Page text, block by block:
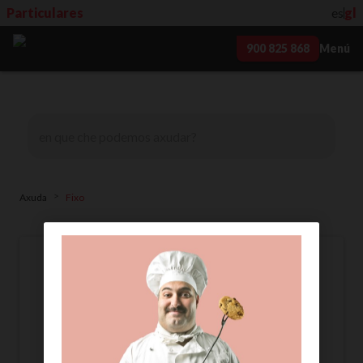
Particulares gl
900 825 868 Menú
Axuda Fixo
Configurar desvíos de
chamada nunha liña fixa